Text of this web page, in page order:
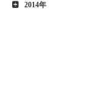
2014年